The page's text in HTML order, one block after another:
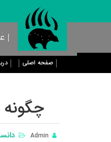
صفحه اصلی
چگونه مستر پی
Admin